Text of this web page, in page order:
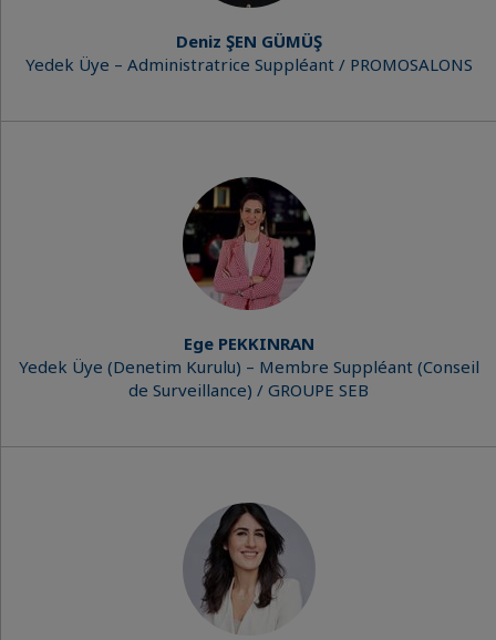
Deniz ŞEN GÜMÜŞ
Yedek Üye – Administratrice Suppléant / PROMOSALONS
Ege PEKKINRAN
Yedek Üye (Denetim Kurulu) – Membre Suppléant (Conseil
de Surveillance) / GROUPE SEB